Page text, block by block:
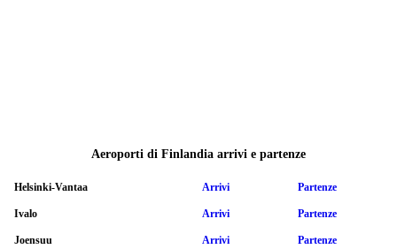
Aeroporti di Finlandia arrivi e partenze
Helsinki-Vantaa Arrivi Partenze
Ivalo Arrivi Partenze
Joensuu Arrivi Partenze